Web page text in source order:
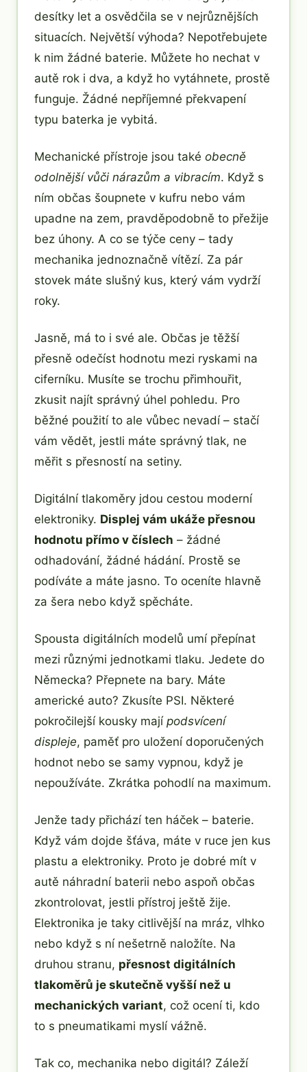
desítky let a osvědčila se v nejrůznějších
situacích. Největší výhoda? Nepotřebujete
k nim žádné baterie. Můžete ho nechat v
autě rok i dva, a když ho vytáhnete, prostě
funguje. Žádné nepříjemné překvapení
typu baterka je vybitá.
Mechanické přístroje jsou také obecně
odolnější vůči nárazům a vibracím. Když s
ním občas šoupnete v kufru nebo vám
upadne na zem, pravděpodobně to přežije
bez úhony. A co se týče ceny – tady
mechanika jednoznačně vítězí. Za pár
stovek máte slušný kus, který vám vydrží
roky.
Jasně, má to i své ale. Občas je těžší
přesně odečíst hodnotu mezi ryskami na
ciferníku. Musíte se trochu přimhouřit,
zkusit najít správný úhel pohledu. Pro
běžné použití to ale vůbec nevadí – stačí
vám vědět, jestli máte správný tlak, ne
měřit s přesností na setiny.
Digitální tlakoměry jdou cestou moderní
elektroniky. Displej vám ukáže přesnou
hodnotu přímo v číslech – žádné
odhadování, žádné hádání. Prostě se
podíváte a máte jasno. To oceníte hlavně
za šera nebo když spěcháte.
Spousta digitálních modelů umí přepínat
mezi různými jednotkami tlaku. Jedete do
Německa? Přepnete na bary. Máte
americké auto? Zkusíte PSI. Některé
pokročilejší kousky mají podsvícení
displeje, paměť pro uložení doporučených
hodnot nebo se samy vypnou, když je
nepoužíváte. Zkrátka pohodlí na maximum.
Jenže tady přichází ten háček – baterie.
Když vám dojde šťáva, máte v ruce jen kus
plastu a elektroniky. Proto je dobré mít v
autě náhradní baterii nebo aspoň občas
zkontrolovat, jestli přístroj ještě žije.
Elektronika je taky citlivější na mráz, vlhko
nebo když s ní nešetrně naložíte. Na
druhou stranu, přesnost digitálních
tlakoměrů je skutečně vyšší než u
mechanických variant, což ocení ti, kdo
to s pneumatikami myslí vážně.
Tak co, mechanika nebo digitál? Záleží